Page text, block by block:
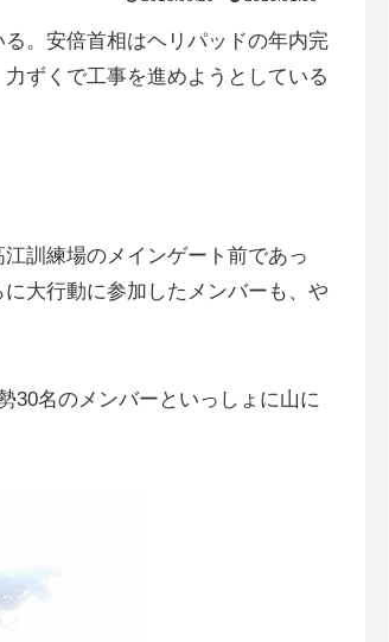
。安倍首相はヘリパッドの年内完
ずくで工事を進めようとしている
訓練場のメインゲート前であっ
大行動に参加したメンバーも、や
30名のメンバーといっしょに山に